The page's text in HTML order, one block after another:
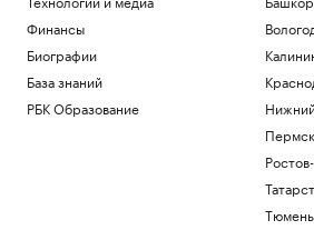
Финансы
Биографии
База знаний
РБК Образование
Тюмень